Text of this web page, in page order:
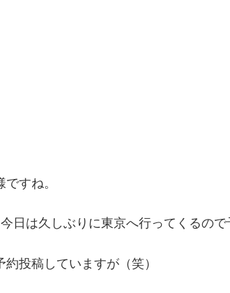
すね。
日は久しぶりに東京へ行ってくるので
投稿していますが（笑）